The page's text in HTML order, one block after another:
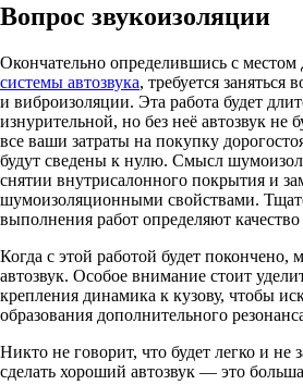
Вопрос звукоизоляции
Окончательно определившись с местом
системы автозвука, требуется
и виброизоляции. Эта работа будет
изнурительной, но без неё автозвук не
все ваши затраты на покупку
будут сведены к нулю. Смысл
снятии внутрисалонного покрытия и
шумоизоляционными свойствами.
выполнения работ определяют качество
Когда с этой работой будет покончено,
автозвук. Особое внимание стоит
крепления динамика к кузову, чтобы
образования дополнительного
Никто не говорит, что будет легко и не
сделать хороший автозвук — это